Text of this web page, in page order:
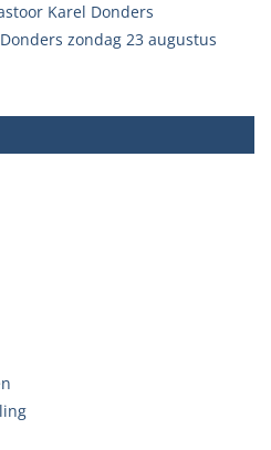
Karel Donders
zondag 23 augustus